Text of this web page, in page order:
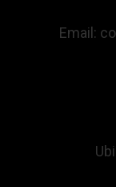
Email: